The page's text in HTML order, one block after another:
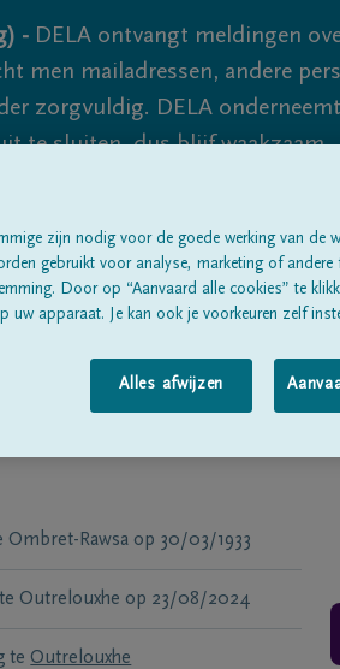
- DELA ontvangt meldingen
men mailadressen, andere
zorgvuldig. DELA
te sluiten, dus blijf waakzaam.
Alle rouwberichtenOver
Ombret-Rawsa op 30/03/1933
Outrelouxhe op 23/08/2024
te Outrelouxhe
zijn nodig voor de goede werking van de
gebruikt voor analyse, marketing of andere
Door op “Aanvaard alle cookies” te
uw apparaat. Je kan ook je voorkeuren zelf
Alles afwijzen